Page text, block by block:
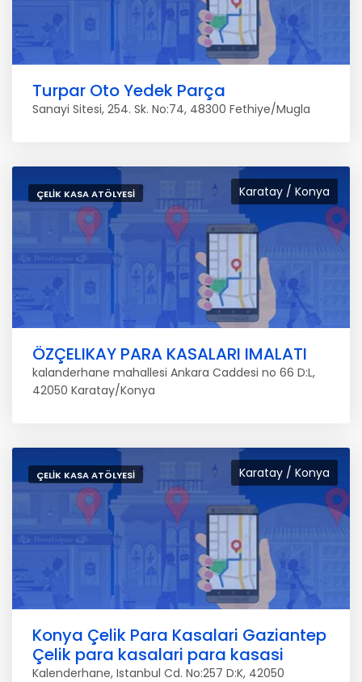
Turpar Oto Yedek Parça
Sanayi Sitesi, 254. Sk. No:74, 48300 Fethiye/Mugla
Karatay / Konya
ÇELIK KASA ATÖLYESI
ÖZÇELIKAY PARA KASALARI IMALATI
kalanderhane mahallesi Ankara Caddesi no 66 D:L,
42050 Karatay/Konya
Karatay / Konya
ÇELIK KASA ATÖLYESI
Konya Çelik Para Kasalari Gaziantep
Çelik para kasalari para kasasi
Kalenderhane, Istanbul Cd. No:257 D:K, 42050